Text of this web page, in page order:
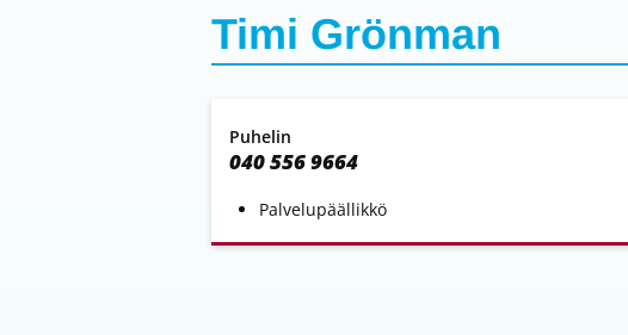
Timi Grönman
Puhelin
040 556 9664
Palvelupäällikkö